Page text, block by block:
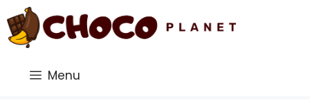
Saltar
al
contenido
Menu